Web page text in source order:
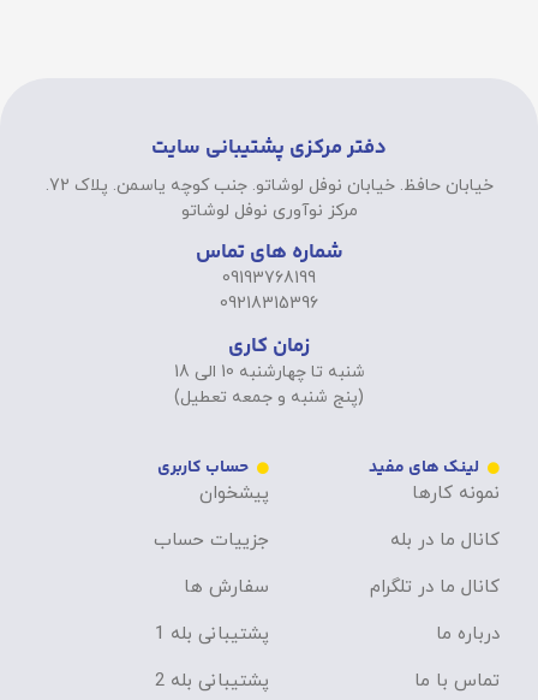
دفتر مرکزی پشتیبانی سایت
خیابان حافظ. خیابان نوفل لوشاتو. جنب کوچه یاسمن. پلاک 72.
مرکز نوآوری نوفل لوشاتو
شماره های تماس
09193768199
09218315396
زمان کاری
شنبه تا چهارشنبه 10 الی 18
(پنج شنبه و جمعه تعطیل)
لینک های مفید
نمونه کارها
کانال ما در بله
کانال ما در تلگرام
درباره ما
تماس با ما
حساب کاربری
پیشخوان
جزییات حساب
سفارش ها
پشتیبانی بله 1
پشتیبانی بله 2